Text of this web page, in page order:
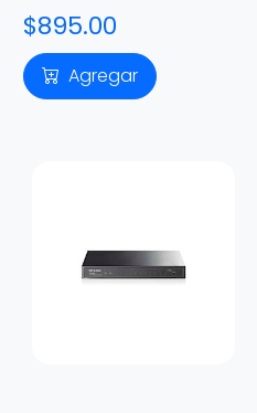
POE
$895.00
Agregar